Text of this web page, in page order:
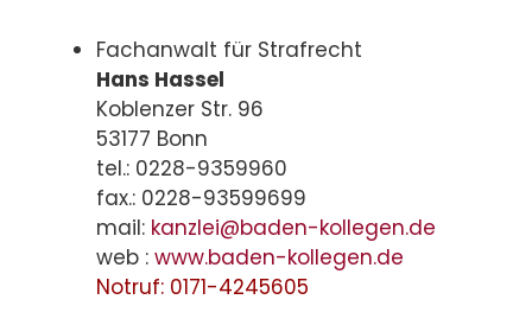
Fachanwalt für Strafrecht
Hans Hassel
Koblenzer Str. 96
53177 Bonn
tel.: 0228-9359960
fax.: 0228-93599699
mail: kanzlei@baden-kollegen.de
web : www.baden-kollegen.de
Notruf: 0171-4245605